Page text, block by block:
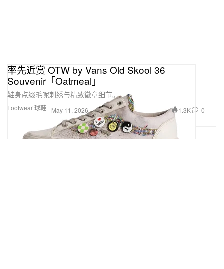
Footwear 球鞋
率先近赏 OTW by Vans Old Skool 36
Souvenir「Oatmeal」
鞋身点缀毛呢刺绣与精致徽章细节。
May 11, 2026 1.3K 0